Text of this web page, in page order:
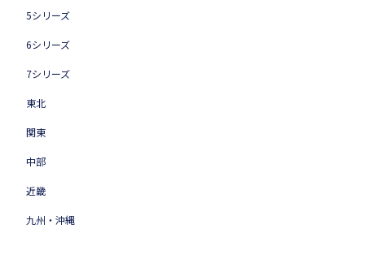
5シリーズ
6シリーズ
7シリーズ
東北
関東
中部
近畿
九州・沖縄